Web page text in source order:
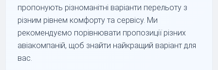
пропонують різноманітні варіанти перельоту з
різним рівнем комфорту та сервісу. Ми
рекомендуємо порівнювати пропозиції різних
авіакомпаній, щоб знайти найкращий варіант для
вас.